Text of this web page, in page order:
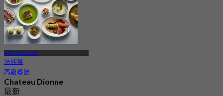
MRT Semantan
法國菜
高級餐飲
Chateau Dionne
最新